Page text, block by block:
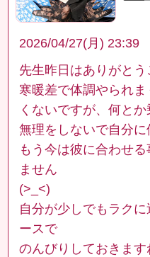
2026/04/27(月) 23:39
先生昨日はありがと
寒暖差で体調やられ
くないですが、何とか
無理をしないで自分に
もう今は彼に合わせ
ません
(>_<)
自分が少しでもラク
ースで
のんびりしておきます